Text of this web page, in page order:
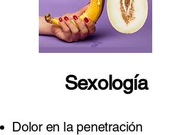
Sexología
Dolor en la penetración